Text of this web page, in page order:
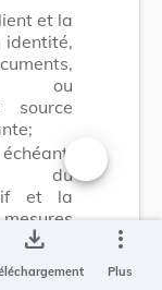
et la
ou
source
du
et la
au
son
Changer la
save_alt more_vert
Plus